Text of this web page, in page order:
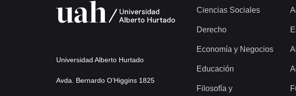
Universidad Alberto Hurtado
Avda. Bernardo O’Higgins 1825
Ciencias Sociales
Derecho
Economía y Negocios
Educación
Filosofía y